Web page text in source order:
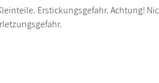
Erstickungsgefahr. Achtung!